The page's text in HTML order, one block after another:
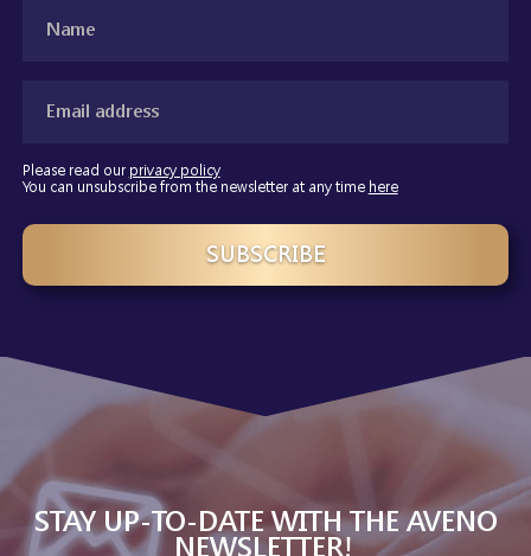
Please read our privacy policy
You can unsubscribe from the newsletter at any time here
SUBSCRIBE
STAY UP-TO-DATE WITH THE AVENO
NEWSLETTER!